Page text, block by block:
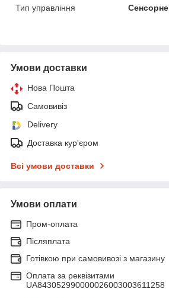
Тип управління
Сенсорне
Умови доставки
Нова Пошта
Самовивіз
Delivery
Доставка кур'єром
Всі умови доставки
Умови оплати
Пром-оплата
Післяплата
Готівкою при самовивозі з магазину
Оплата за реквізитами
UA843052990000026003003611258